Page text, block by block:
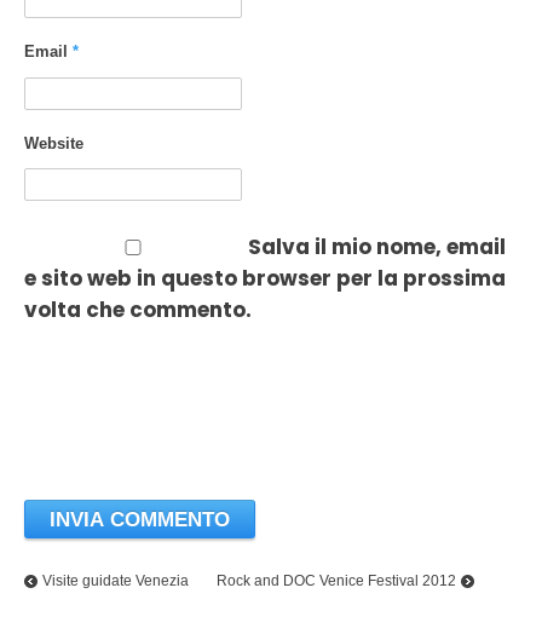
Email *
Website
Salva il mio nome, email
e sito web in questo browser per la prossima
volta che commento.
Visite guidate Venezia Rock and DOC Venice Festival 2012